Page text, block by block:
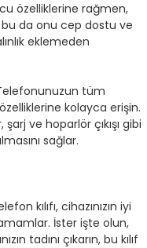
özelliklerine rağmen,
da onu cep dostu ve
eklemeden
tüm
kolayca erişin.
ve hoparlör çıkışı gibi
sağlar.
kılıfı, cihazınızın iyi
İster işte olun,
tadını çıkarın, bu kılıf